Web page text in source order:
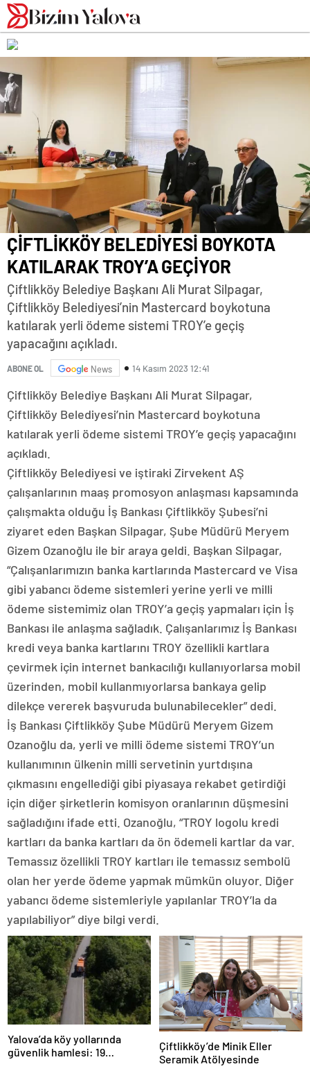
romabet
romabet
romabet
deneme
bonusu
veren
siteler
ÇİFTLİKKÖY BELEDİYESİ BOYKOTA
KATILARAK TROY’A GEÇİYOR
Çiftlikköy Belediye Başkanı Ali Murat Silpagar,
Çiftlikköy Belediyesi’nin Mastercard boykotuna
katılarak yerli ödeme sistemi TROY’e geçiş
yapacağını açıkladı.
ABONE OL News 14 Kasım 2023 12:41
Çiftlikköy Belediye Başkanı Ali Murat Silpagar,
Çiftlikköy Belediyesi’nin Mastercard boykotuna
katılarak yerli ödeme sistemi TROY’e geçiş yapacağını
açıkladı.
Çiftlikköy Belediyesi ve iştiraki Zirvekent AŞ
çalışanlarının maaş promosyon anlaşması kapsamında
çalışmakta olduğu İş Bankası Çiftlikköy Şubesi’ni
ziyaret eden Başkan Silpagar, Şube Müdürü Meryem
Gizem Ozanoğlu ile bir araya geldi. Başkan Silpagar,
“Çalışanlarımızın banka kartlarında Mastercard ve Visa
gibi yabancı ödeme sistemleri yerine yerli ve milli
ödeme sistemimiz olan TROY’a geçiş yapmaları için İş
Bankası ile anlaşma sağladık. Çalışanlarımız İş Bankası
kredi veya banka kartlarını TROY özellikli kartlara
çevirmek için internet bankacılığı kullanıyorlarsa mobil
üzerinden, mobil kullanmıyorlarsa bankaya gelip
dilekçe vererek başvuruda bulunabilecekler” dedi.
İş Bankası Çiftlikköy Şube Müdürü Meryem Gizem
Ozanoğlu da, yerli ve milli ödeme sistemi TROY’un
kullanımının ülkenin milli servetinin yurtdışına
çıkmasını engellediği gibi piyasaya rekabet getirdiği
için diğer şirketlerin komisyon oranlarının düşmesini
sağladığını ifade etti. Ozanoğlu, “TROY logolu kredi
kartları da banka kartları da ön ödemeli kartlar da var.
Temassız özellikli TROY kartları ile temassız sembolü
olan her yerde ödeme yapmak mümkün oluyor. Diğer
yabancı ödeme sistemleriyle yapılanlar TROY’la da
yapılabiliyor” diye bilgi verdi.
Yalova’da köy yollarında
güvenlik hamlesi: 19
Çiftlikköy’de Minik Eller
Seramik Atölyesinde